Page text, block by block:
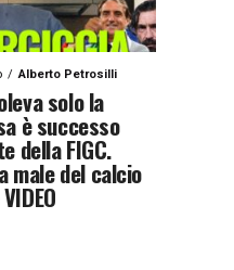
Alberto Petrosilli
solo la
è successo
della FIGC.
male del calcio